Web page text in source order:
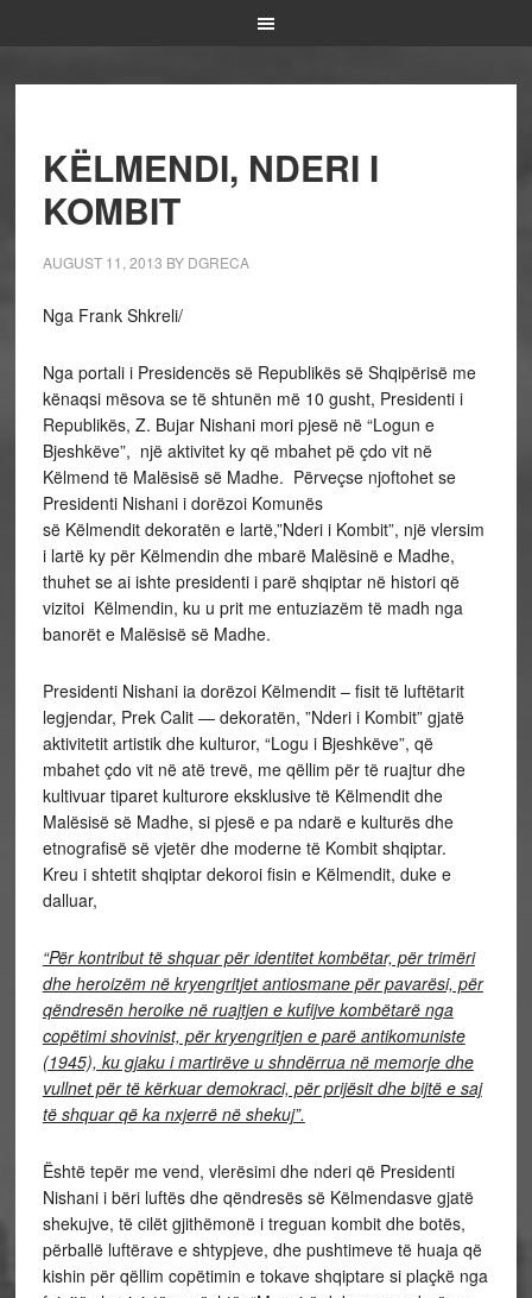
KËLMENDI, NDERI I
KOMBIT
AUGUST 11, 2013 BY DGRECA
Nga Frank Shkreli/
Nga portali i Presidencës së Republikës së Shqipërisë me
kënaqsi mësova se të shtunën më 10 gusht, Presidenti i
Republikës, Z. Bujar Nishani mori pjesë në “Logun e
Bjeshkëve”, një aktivitet ky që mbahet pë çdo vit në
Këlmend të Malësisë së Madhe. Përveçse njoftohet se
Presidenti Nishani i dorëzoi Komunës
së Këlmendit dekoratën e lartë,”Nderi i Kombit”, një vlersim
i lartë ky për Këlmendin dhe mbarë Malësinë e Madhe,
thuhet se ai ishte presidenti i parë shqiptar në histori që
vizitoi Këlmendin, ku u prit me entuziazëm të madh nga
banorët e Malësisë së Madhe.
Presidenti Nishani ia dorëzoi Këlmendit – fisit të luftëtarit
legjendar, Prek Calit — dekoratën, ”Nderi i Kombit” gjatë
aktivitetit artistik dhe kulturor, “Logu i Bjeshkëve”, që
mbahet çdo vit në atë trevë, me qëllim për të ruajtur dhe
kultivuar tiparet kulturore eksklusive të Këlmendit dhe
Malësisë së Madhe, si pjesë e pa ndarë e kulturës dhe
etnografisë së vjetër dhe moderne të Kombit shqiptar.
Kreu i shtetit shqiptar dekoroi fisin e Këlmendit, duke e
dalluar,
“Për kontribut të shquar për identitet kombëtar, për trimëri
dhe heroizëm në kryengritjet antiosmane për pavarësi, për
qëndresën heroike në ruajtjen e kufijve kombëtarë nga
copëtimi shovinist, për kryengritjen e parë antikomuniste
(1945), ku gjaku i martirëve u shndërrua në memorje dhe
vullnet për të kërkuar demokraci, për prijësit dhe bijtë e saj
të shquar që ka nxjerrë në shekuj”.
Është tepër me vend, vlerësimi dhe nderi që Presidenti
Nishani i bëri luftës dhe qëndresës së Këlmendasve gjatë
shekujve, të cilët gjithëmonë i treguan kombit dhe botës,
përballë luftërave e shtypjeve, dhe pushtimeve të huaja që
kishin për qëllim copëtimin e tokave shqiptare si plaçkë nga